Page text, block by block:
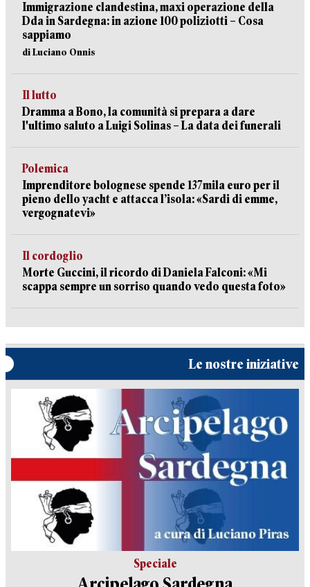
Immigrazione clandestina, maxi operazione della
Dda in Sardegna: in azione 100 poliziotti – Cosa
sappiamo
di Luciano Onnis
Il lutto
Dramma a Bono, la comunità si prepara a dare
l'ultimo saluto a Luigi Solinas – La data dei funerali
Polemica
Imprenditore bolognese spende 137mila euro per il
pieno dello yacht e attacca l’isola: «Sardi di emme,
vergognatevi»
Il cordoglio
Morte Guccini, il ricordo di Daniela Falconi: «Mi
scappa sempre un sorriso quando vedo questa foto»
Le nostre iniziative
Speciale